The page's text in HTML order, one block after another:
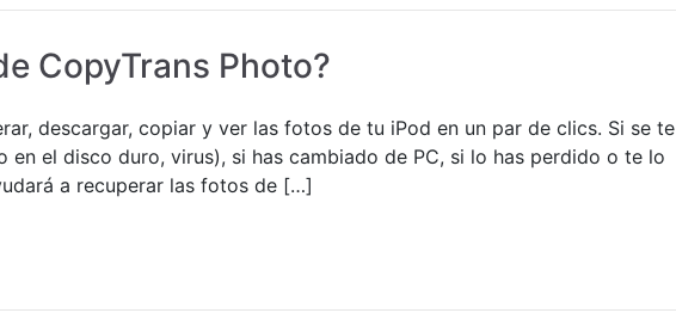
CopyTrans Photo?
descargar, copiar y ver las fotos de tu iPod en un par de clics. Si se te
en el disco duro, virus), si has cambiado de PC, si lo has perdido o te lo
a recuperar las fotos de […]